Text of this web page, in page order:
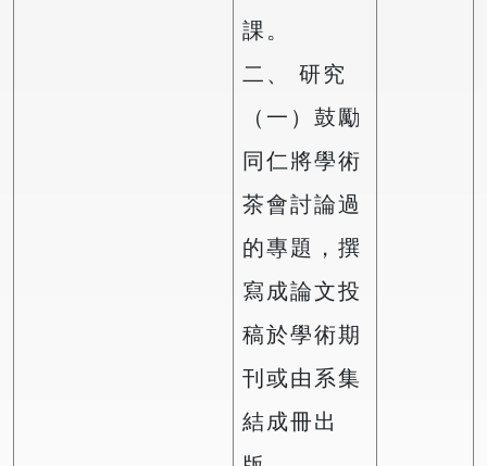
課。
二、 研究
（一）鼓勵
同仁將學術
茶會討論過
的專題，撰
寫成論文投
稿於學術期
刊或由系集
結成冊出